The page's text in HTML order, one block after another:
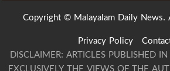
Copyright © Malayalam Daily News.
Privacy Policy
DISCLAIMER: ARTICLES PUBLISHED